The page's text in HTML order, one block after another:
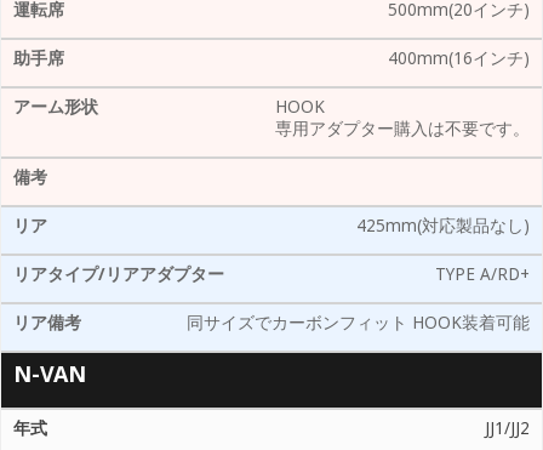
500mm(20インチ)
400mm(16インチ)
HOOK
専用アダプター購入は不要です。
425mm(対応製品なし)
TYPE A/RD+
同サイズでカーボンフィット HOOK装着可能
N-VAN
JJ1/JJ2